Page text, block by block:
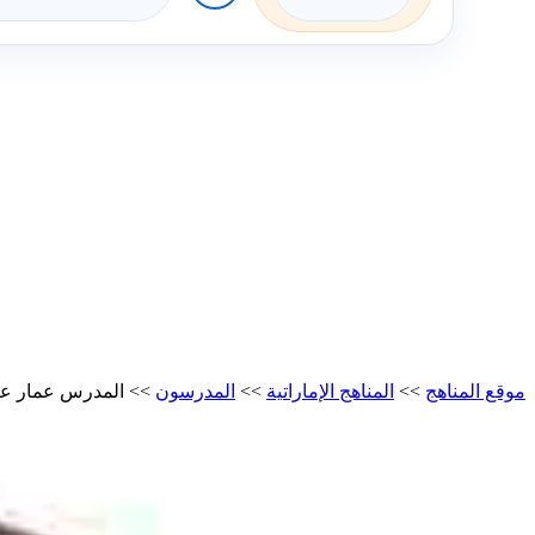
موقع المناهج >> المناهج الإماراتية >> المدرسون >> المدرس عمار